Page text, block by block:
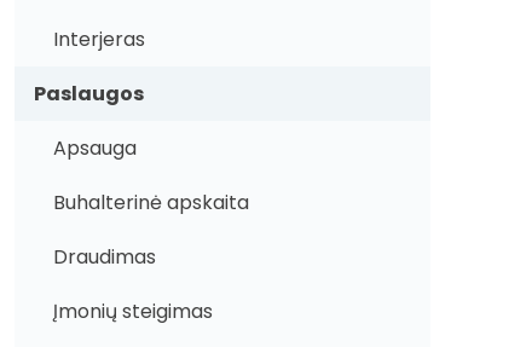
Interjeras
Paslaugos
Apsauga
Buhalterinė apskaita
Draudimas
Įmonių steigimas